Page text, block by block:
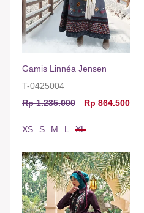
Gamis Linnéa Jensen
T-0425004
Rp 1.235.000
Rp 864.500
XS S M L XL